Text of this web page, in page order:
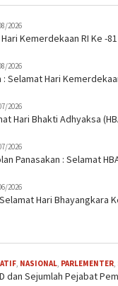
2026
Kemerdekaan RI Ke -81
2026
: Selamat Hari
2026
Hari Bhakti Adhyaksa
2026
Panasakan : Selamat
2026
Hari Bhayangkara
, NASIONAL, PARLEMENTER,
dan Sejumlah Pejabat